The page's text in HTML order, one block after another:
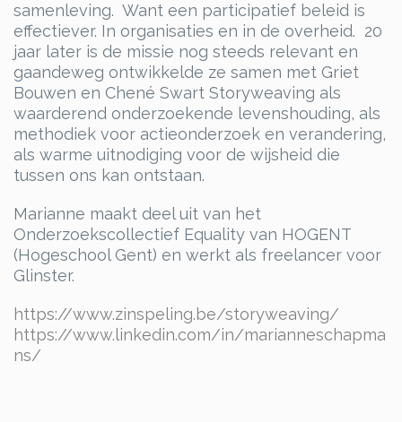
samenleving. Want een participatief beleid is
effectiever. In organisaties en in de overheid. 20
jaar later is de missie nog steeds relevant en
gaandeweg ontwikkelde ze samen met Griet
Bouwen en Chené Swart Storyweaving als
waarderend onderzoekende levenshouding, als
methodiek voor actieonderzoek en verandering,
als warme uitnodiging voor de wijsheid die
tussen ons kan ontstaan.
Marianne maakt deel uit van het
Onderzoekscollectief Equality van HOGENT
(Hogeschool Gent) en werkt als freelancer voor
Glinster.
https://www.zinspeling.be/storyweaving/
https://www.linkedin.com/in/marianneschapma
ns/